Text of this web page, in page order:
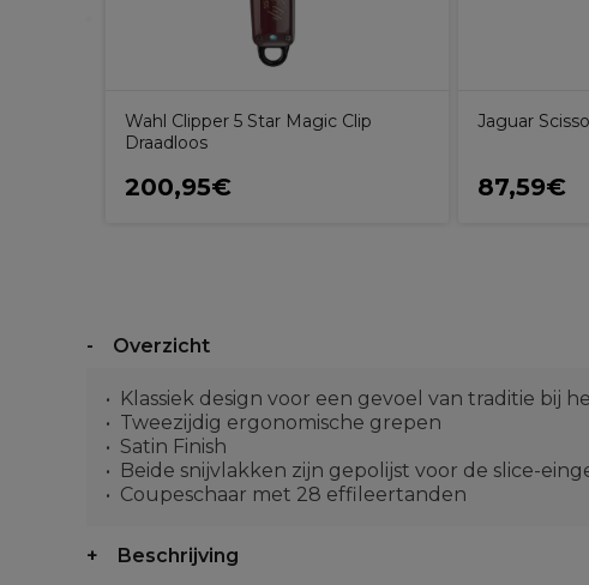
Wahl Clipper 5 Star Magic Clip
Draadloos
200,95€
Jaguar
87,59€
Overzicht
Klassiek design voor een gevoel van traditie bij
Tweezijdig ergonomische grepen
Satin Finish
Beide snijvlakken zijn gepolijst voor de slice-
Coupeschaar met 28 effileertanden
Beschrijving